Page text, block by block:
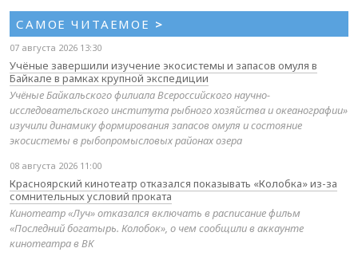
САМОЕ ЧИТАЕМОЕ >
07 августа 2026 13:30
Учёные завершили изучение экосистемы и запасов омуля в
Байкале в рамках крупной экспедиции
Учёные Байкальского филиала Всероссийского научно-
исследовательского института рыбного хозяйства и океанографии»
изучили динамику формирования запасов омуля и состояние
экосистемы в рыбопромысловых районах озера
08 августа 2026 11:00
Красноярский кинотеатр отказался показывать «Колобка» из-за
сомнительных условий проката
Кинотеатр «Луч» отказался включать в расписание фильм
«Последний богатырь. Колобок», о чем сообщили в аккаунте
кинотеатра в ВК